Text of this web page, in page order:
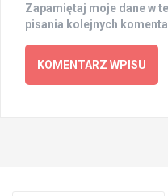
Zapamiętaj moje dane w
pisania kolejnych